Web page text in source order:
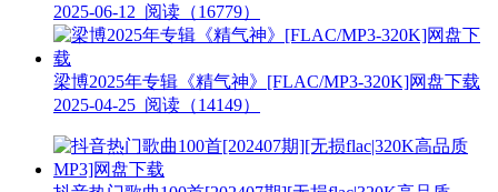
2025-06-12 阅读（16779）
梁博2025年专辑《精气神》[FLAC/MP3-320K]网盘下载
2025-04-25 阅读（14149）